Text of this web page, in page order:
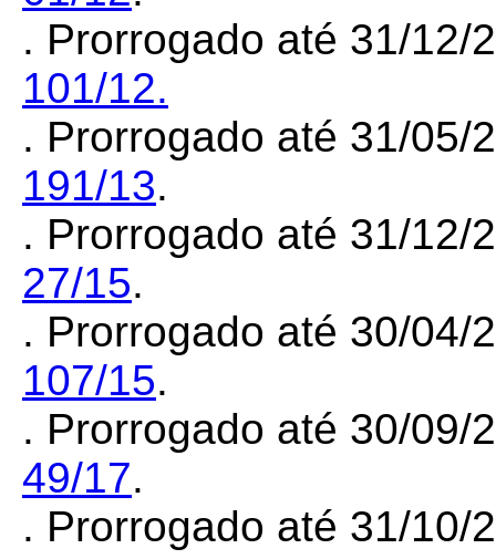
. Prorrogado até 31/12/
101/12.
. Prorrogado até 31/05/
191/13.
. Prorrogado até 31/12/
27/15.
. Prorrogado até 30/04/
107/15.
. Prorrogado até 30/09/
49/17.
. Prorrogado até 31/10/